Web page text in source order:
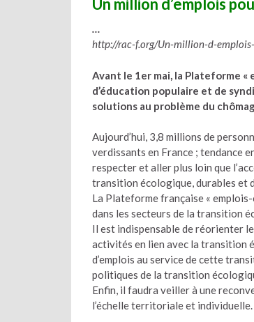
Un million d’emplois
…
http://rac-f.org/Un-million-d-
Avant le 1er mai, la Plateforme «
d’éducation populaire et de
solutions au problème du
Aujourd’hui, 3,8 millions de
verdissants en France ; tendance
respecter et aller plus loin que
transition écologique, durables et
La Plateforme française «
dans les secteurs de la transition
Il est indispensable de réorienter
activités en lien avec la transition
d’emplois au service de cette
politiques de la transition
Enfin, il faudra veiller à une
l’échelle territoriale et individuelle.